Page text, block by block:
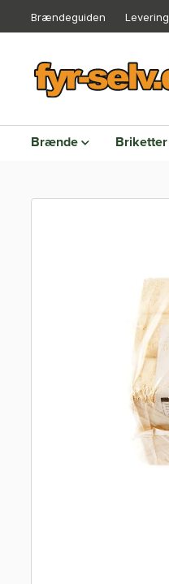
Brændeguiden Levering
Brænde Briketter